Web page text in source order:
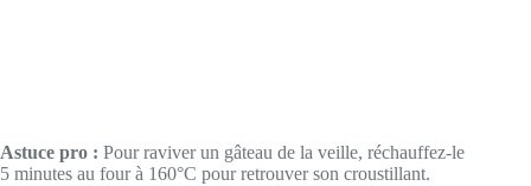
Astuce pro : Pour raviver un gâteau de la veille, réchauffez-le
5 minutes au four à 160°C pour retrouver son croustillant.